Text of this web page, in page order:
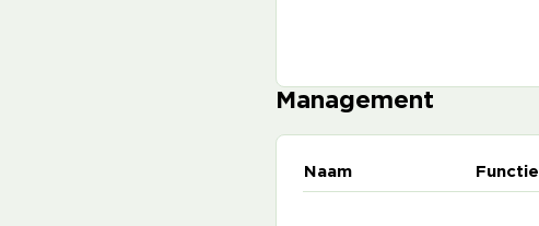
Management
Naam Functie